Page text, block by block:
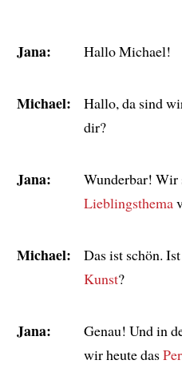
Jana: Hallo Michael!
Michael:
Hallo, da sind
dir?
Jana: Wunderbar! Wir
Lieblingsthema
Michael: Das ist schön.
Kunst?
Jana:
Genau! Und in
wir heute das